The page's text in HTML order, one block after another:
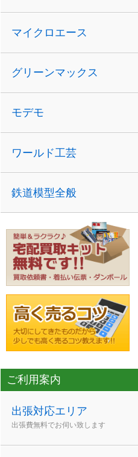
マイクロエース
グリーンマックス
モデモ
ワールド工芸
鉄道模型全般
ご利用案内
出張対応エリア
出張費無料でお伺い致します